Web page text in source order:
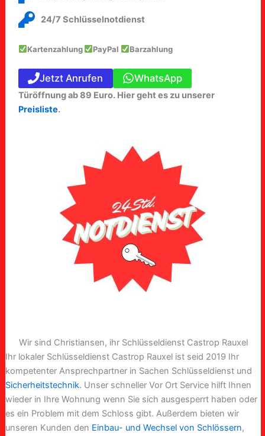
24/7 Schlüsselnotdienst
Kartenzahlung PayPal Barzahlung
Jetzt Anrufen WhatsApp
Türöffnung ab 89 Euro. Hier geht es zu unserer
Preisliste.
Wir sind Christiansen, ihr Schlüsseldienst Castrop Rauxel
Ihr lokaler Schlüsseldienst Castrop Rauxel ist seid 2019 Ihr
kompetenter Ansprechpartner in Sachen Schlüsseldienst und
Sicherheitstechnik. Unser schneller Vor Ort Service hilft Ihnen
wieder in Ihre Wohnung wenn Sie sich ausgesperrt haben oder
es ein Problem mit dem Schloss gibt. Außerdem bieten wir
unseren Kunden den Einbau- und Wechsel von Schlössern,